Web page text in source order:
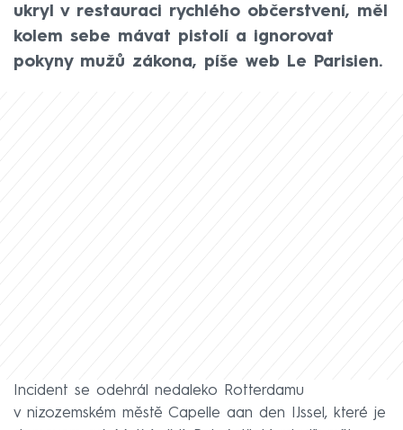
ukryl v restauraci rychlého občerstvení, měl
kolem sebe mávat pistolí a ignorovat
pokyny mužů zákona, píše web Le Parisien.
Incident se odehrál nedaleko Rotterdamu
v nizozemském městě Capelle aan den IJssel, které je